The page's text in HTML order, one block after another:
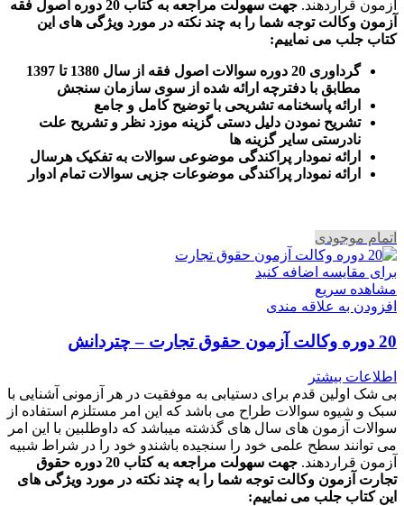
آزمون قراردهند.
جهت سهولت مراجعه به کتاب 20 دوره اصول فقه
آزمون وکالت توجه شما را به چند نکته در مورد ویژگی های این
کتاب جلب می نماییم:
گرداوری 20 دوره سوالات اصول فقه از سال 1380 تا 1397
مطابق با دفترچه ارائه شده از سوی سازمان سنجش
ارائه پاسخنامه تشریحی با توضیح کامل و جامع
تشریح نمودن دلیل دستی گزینه موزد نظر و تشریح علت
نادرستی سایر گزینه ها
ارائه نمودار پراکندگی موضوعی سوالات به تفکیک هرسال
رائه نمودار پراکندگی موضوعات جزیی سوالات تمام ادوار
اتمام موجودی
برای مقایسه اضافه کنید
مشاهده سریع
افزودن به علاقه مندی
20 دوره وکالت آزمون حقوق تجارت – چتردانش
اطلاعات بیشتر
بی شک اولین قدم برای دستیابی به موفقیت در هر آزمونی آشنایی با
سبک و شیوه سوالات طراح می باشد که این امر مستلزم استفاده از
سوالات آزمون های سال های گذشته میباشد که داوطلبین با این امر
می توانند سطح علمی خود را سنجیده باشندو خود را در شراط شبیه
آزمون قراردهند.
جهت سهولت مراجعه به کتاب 20 دوره حقوق
تجارت آزمون وکالت توجه شما را به چند نکته در مورد ویژگی های
این کتاب جلب می نماییم: